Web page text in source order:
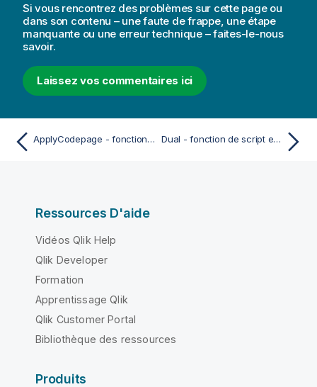
Si vous rencontrez des problèmes sur cette page ou
dans son contenu – une faute de frappe, une étape
manquante ou une erreur technique – faites-le-nous
savoir.
Laissez vos commentaires ici
ApplyCodepage - fonction de script et fonction de graphique Dual - fonction de script et fonction de graphique
Ressources D'aide
Vidéos Qlik Help
Qlik Developer
Formation
Apprentissage Qlik
Qlik Customer Portal
Bibliothèque des ressources
Produits